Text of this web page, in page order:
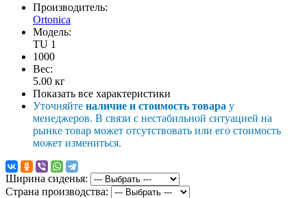
Производитель:
Ortonica
Модель:
TU 1
1000
Вес:
5.00 кг
Показать все характеристики
Уточняйте наличие и стоимость товара у
менеджеров. В связи с нестабильной ситуацией на
рынке товар может отсутствовать или его стоимость
может измениться.
Ширина сиденья:
Страна производства: